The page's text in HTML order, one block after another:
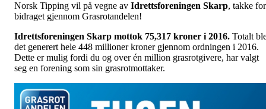
Norsk Tipping vil på vegne av Idrettsforeningen Skarp, takke for
bidraget gjennom Grasrotandelen!
Idrettsforeningen Skarp mottok 75,317 kroner i 2016. Totalt
det generert hele 448 millioner kroner gjennom ordningen i 2016.
Dette er mulig fordi du og over én million grasrotgivere, har valgt
seg en forening som sin grasrotmottaker.